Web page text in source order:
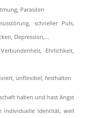
Parasiten
schneller Puls,
Depression,…
Ehrlichkeit,
unﬂexibel, festhalten
haben und hast Angst
individuelle Identität, weil